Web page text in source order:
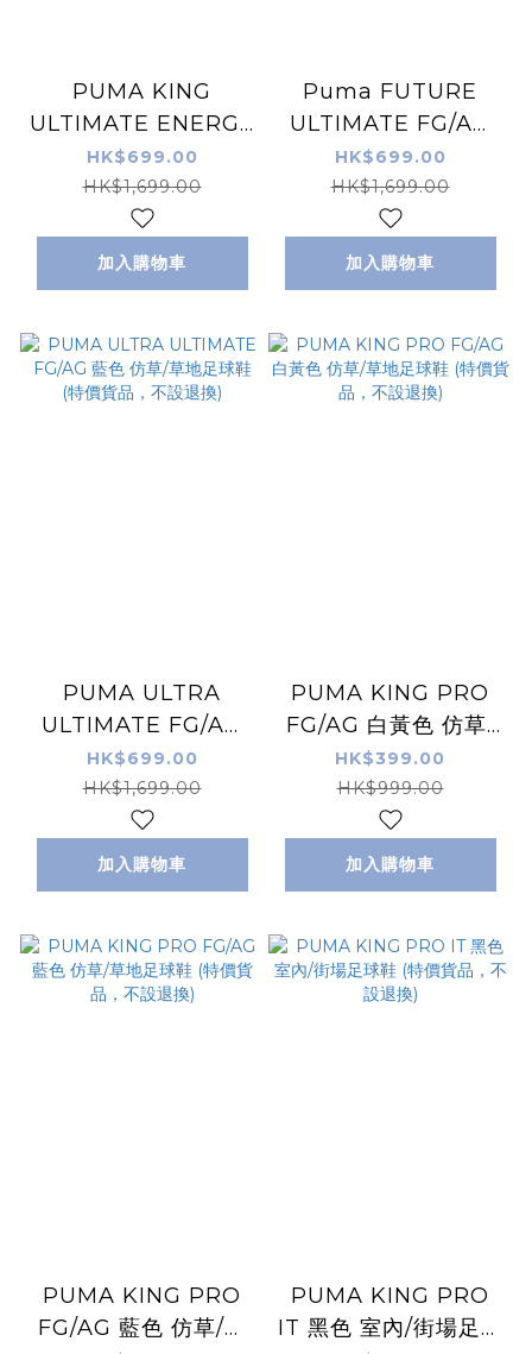
PUMA KING
ULTIMATE ENERGY
FG/AG 黃色 仿真草
地/草地足球鞋 (特價
貨品，不設退換)
HK$699.00
HK$1,699.00
加入購物車
Puma FUTURE
ULTIMATE FG/AG
黃色 仿真草地/草地足
球鞋 (特價貨品，不設
退換)
HK$699.00
HK$1,699.00
加入購物車
PUMA ULTRA
ULTIMATE FG/AG
藍色 仿草/草地足球鞋
(特價貨品，不設退換)
HK$699.00
HK$1,699.00
加入購物車
PUMA KING PRO
FG/AG 白黃色 仿草/
草地足球鞋 (特價貨
品，不設退換)
HK$399.00
HK$999.00
加入購物車
PUMA KING PRO
FG/AG 藍色 仿草/草
PUMA KING PRO
IT 黑色 室內/街場足球